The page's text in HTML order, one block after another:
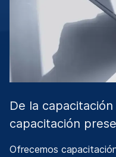
De la
capacitación
Ofrecemos